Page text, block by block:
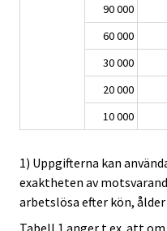
90 000
60 000
30 000
20 000
10 000
1) Uppgifterna kan
exaktheten av
arbetslösa efter kön,
Tabell 1 anger t.ex. att